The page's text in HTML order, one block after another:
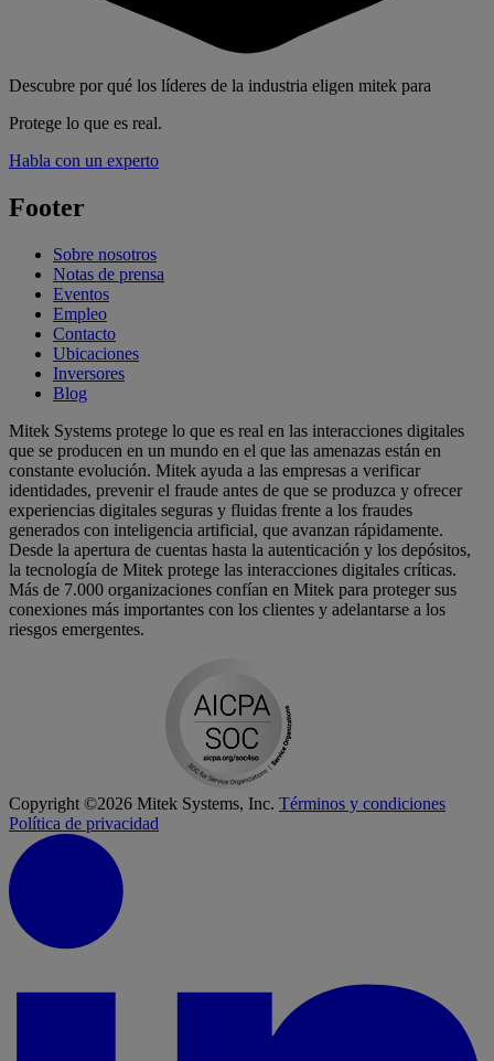
Descubre por qué los líderes de la industria eligen mitek para
Protege lo que es real.
Habla con un experto
Footer
Sobre nosotros
Notas de prensa
Eventos
Empleo
Contacto
Ubicaciones
Inversores
Blog
Mitek Systems protege lo que es real en las interacciones digitales
que se producen en un mundo en el que las amenazas están en
constante evolución. Mitek ayuda a las empresas a verificar
identidades, prevenir el fraude antes de que se produzca y ofrecer
experiencias digitales seguras y fluidas frente a los fraudes
generados con inteligencia artificial, que avanzan rápidamente.
Desde la apertura de cuentas hasta la autenticación y los depósitos,
la tecnología de Mitek protege las interacciones digitales críticas.
Más de 7.000 organizaciones confían en Mitek para proteger sus
conexiones más importantes con los clientes y adelantarse a los
riesgos emergentes.
Copyright ©2026 Mitek Systems, Inc. Términos y condiciones
Política de privacidad